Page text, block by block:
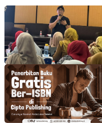
LKP EXOTIC di Solo